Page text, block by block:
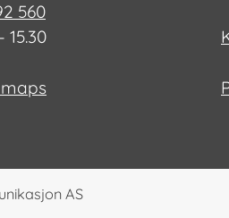
560
15.30
AS